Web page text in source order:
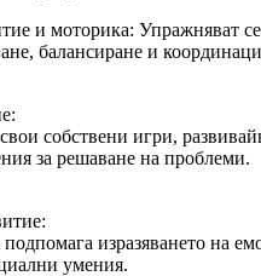
и моторика: Упражняват
балансиране и
собствени игри,
за решаване на проблеми.
изразяването на
умения.